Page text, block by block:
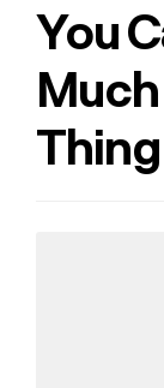
You
Thing